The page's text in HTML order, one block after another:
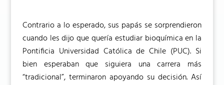
Contrario a lo esperado, sus papás se sorprendieron
cuando les dijo que quería estudiar bioquímica en la
Pontificia Universidad Católica de Chile (PUC). Si
bien esperaban que siguiera una carrera más
“tradicional”, terminaron apoyando su decisión. Así